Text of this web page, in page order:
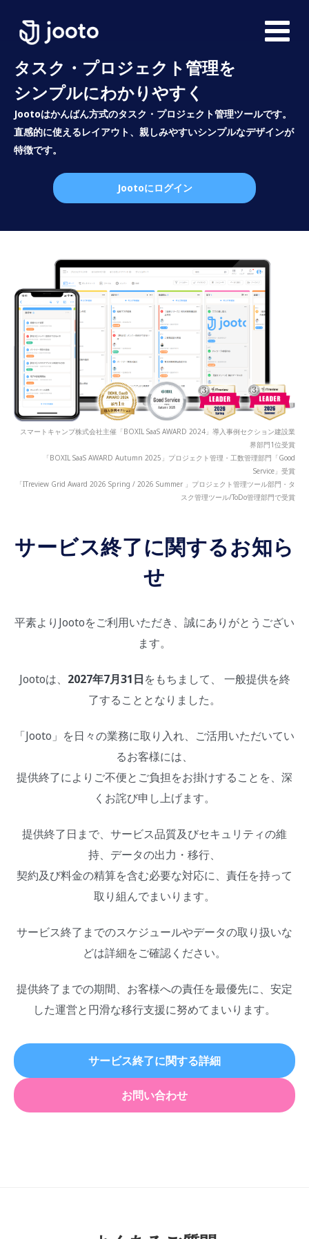
タスク・プロジェクト管理を
シンプルにわかりやすく
Jootoはかんばん方式のタスク・プロジェクト管理ツールです。
直感的に使えるレイアウト、親しみやすいシンプルなデザインが
特徴です。
Jootoにログイン
スマートキャンプ株式会社主催「BOXIL SaaS AWARD 2024」導入事例セクション建設業
界部門1位受賞
「BOXIL SaaS AWARD Autumn 2025」プロジェクト管理・工数管理部門「Good
Service」受賞
「ITreview Grid Award 2026 Spring / 2026 Summer 」プロジェクト管理ツール部門・タ
スク管理ツール/ToDo管理部門で受賞
サービス終了に関するお知ら
せ
平素よりJootoをご利用いただき、誠にありがとうござい
ます。
Jootoは、 2027年7月31日をもちまして、 一般提供を終
了することとなりました。
「Jooto」を日々の業務に取り入れ、ご活用いただいてい
るお客様には、
提供終了によりご不便とご負担をお掛けすることを、深
くお詫び申し上げます。
提供終了日まで、サービス品質及びセキュリティの維
持、データの出力・移行、
契約及び料金の精算を含む必要な対応に、責任を持って
取り組んでまいります。
サービス終了までのスケジュールやデータの取り扱いな
どは詳細をご確認ください。
提供終了までの期間、お客様への責任を最優先に、安定
した運営と円滑な移行支援に努めてまいります。
サービス終了に関する詳細
お問い合わせ